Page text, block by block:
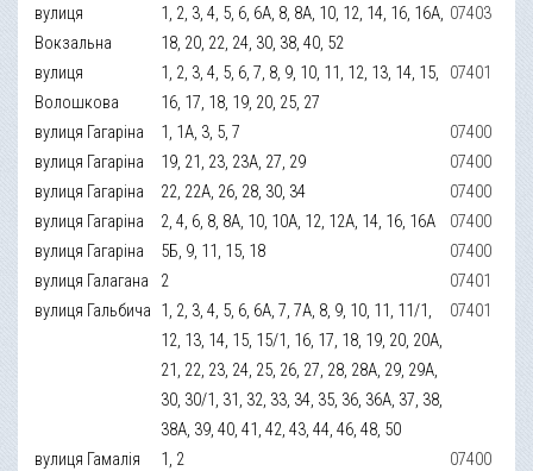
вулиця
Вокзальна
1, 2, 3, 4, 5, 6, 6А, 8, 8А, 10, 12, 14, 16, 16А,
18, 20, 22, 24, 30, 38, 40, 52
07403
вулиця
Волошкова
1, 2, 3, 4, 5, 6, 7, 8, 9, 10, 11, 12, 13, 14, 15,
16, 17, 18, 19, 20, 25, 27
07401
вулиця Гагаріна 1, 1А, 3, 5, 7
07400
вулиця Гагаріна
19, 21, 23, 23А, 27, 29
07400
вулиця Гагаріна
22, 22А, 26, 28, 30, 34
07400
вулиця Гагаріна
2, 4, 6, 8, 8А, 10, 10А, 12, 12А, 14, 16, 16А
07400
вулиця Гагаріна
5Б, 9, 11, 15, 18
07400
вулиця Галагана
2
07401
вулиця Гальбича 1, 2, 3, 4, 5, 6, 6А, 7, 7А, 8, 9, 10, 11, 11/1,
12, 13, 14, 15, 15/1, 16, 17, 18, 19, 20, 20А,
21, 22, 23, 24, 25, 26, 27, 28, 28А, 29, 29А,
30, 30/1, 31, 32, 33, 34, 35, 36, 36А, 37, 38,
38А, 39, 40, 41, 42, 43, 44, 46, 48, 50
07401
вулиця Гамалія 1, 2
07400